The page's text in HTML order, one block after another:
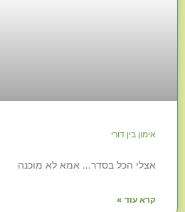
אימון בין דורי
אצלי הכל בסדר… אמא לא מוכנה
קרא עוד »